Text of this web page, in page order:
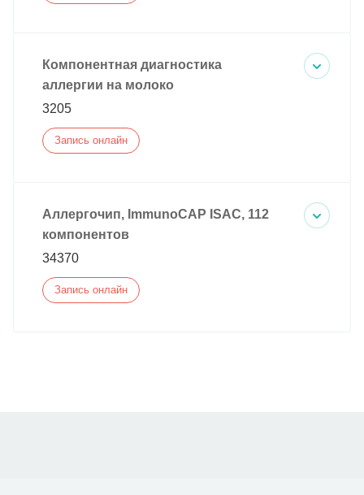
Компонентная диагностика
аллергии на молоко
3205
Запись онлайн
Аллергочип, ImmunoCAP ISAC, 112
компонентов
34370
Запись онлайн